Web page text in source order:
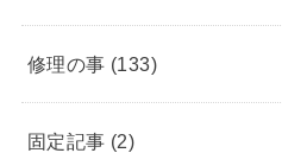
修理の事 (133)
固定記事 (2)